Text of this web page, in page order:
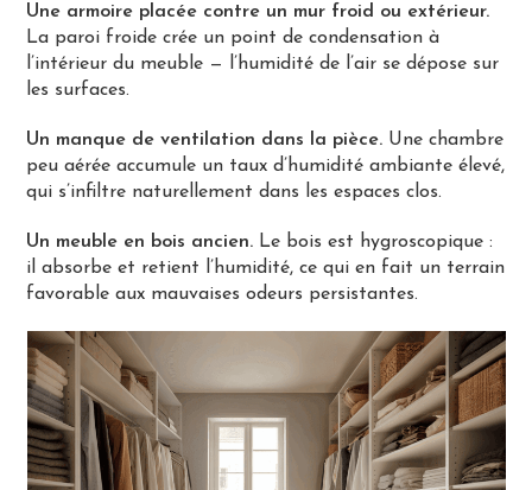
Une armoire placée contre un mur froid ou extérieur.
La paroi froide crée un point de condensation à
l’intérieur du meuble — l’humidité de l’air se dépose sur
les surfaces.
Un manque de ventilation dans la pièce. Une chambre
peu aérée accumule un taux d’humidité ambiante élevé,
qui s’infiltre naturellement dans les espaces clos.
Un meuble en bois ancien. Le bois est hygroscopique :
il absorbe et retient l’humidité, ce qui en fait un terrain
favorable aux mauvaises odeurs persistantes.